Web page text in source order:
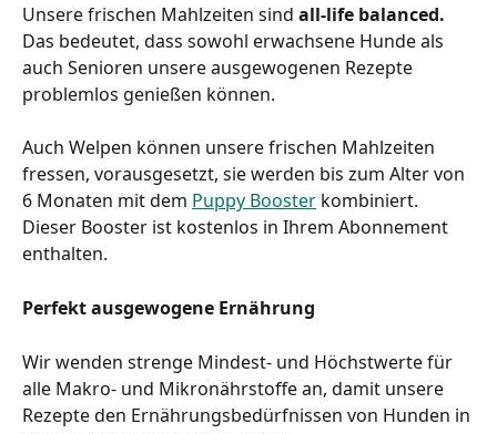
Unsere frischen Mahlzeiten sind all-life balanced.
Das bedeutet, dass sowohl erwachsene Hunde als
auch Senioren unsere ausgewogenen Rezepte
problemlos genießen können.
Auch Welpen können unsere frischen Mahlzeiten
fressen, vorausgesetzt, sie werden bis zum Alter von
6 Monaten mit dem Puppy Booster kombiniert.
Dieser Booster ist kostenlos in Ihrem Abonnement
enthalten.
Perfekt ausgewogene Ernährung
Wir wenden strenge Mindest- und Höchstwerte für
alle Makro- und Mikronährstoffe an, damit unsere
Rezepte den Ernährungsbedürfnissen von Hunden in